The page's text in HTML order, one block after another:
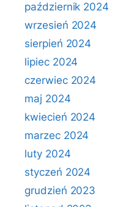
październik 2024
wrzesień 2024
sierpień 2024
lipiec 2024
czerwiec 2024
maj 2024
kwiecień 2024
marzec 2024
luty 2024
styczeń 2024
grudzień 2023